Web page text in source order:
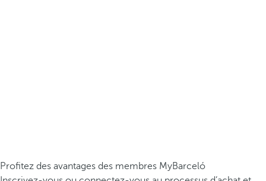
Profitez des avantages des membres MyBarceló